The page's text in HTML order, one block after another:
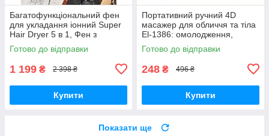
Багатофункціональний фен
для укладання іонний Super
Hair Dryer 5 в 1, Фен з
регулюванням температури
Готово до відправки
1 199 ₴ 2 398 ₴
Купити
Портативний ручний 4D
масажер для обличчя та тіла
El-1386: омолодження,
підтяжка шкіри, зняття втоми
Готово до відправки
248 ₴ 496 ₴
Купити
Показати ще